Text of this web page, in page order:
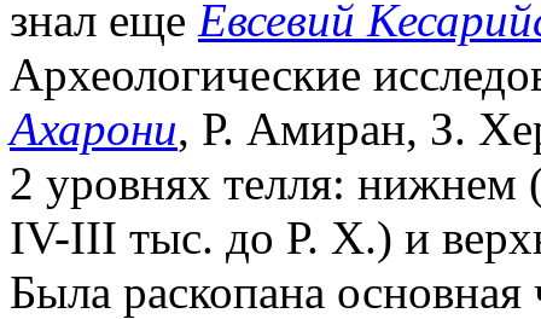
знал еще Евсевий
Археологические
Ахарони, Р. Амиран, З.
2 уровнях телля: нижнем
IV-III тыс. до Р. Х.) и
Была раскопана